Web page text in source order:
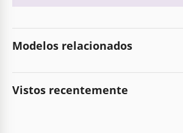
Modelos relacionados
Vistos recentemente